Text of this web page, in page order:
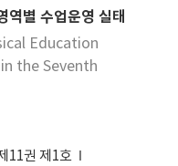
역별 수업운영 실태
Education
the Seventh
11권 제1호